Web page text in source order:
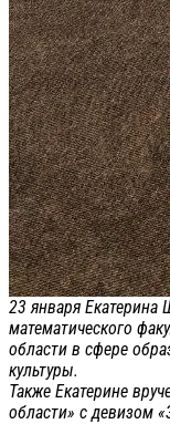
23 января Екатерина
математического
области в сфере
культуры.
Также Екатерине
области» с девизом